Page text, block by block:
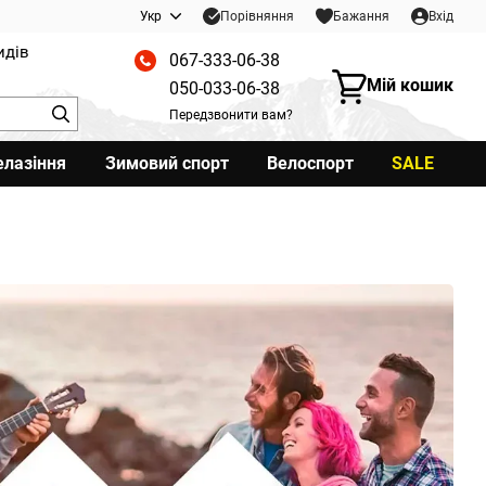
Укр Порівняння Бажання Вхід
067-333-06-38
050-033-06-38
Передзвонити вам?
Мій кошик
Зимовий спорт Велоспорт SALE